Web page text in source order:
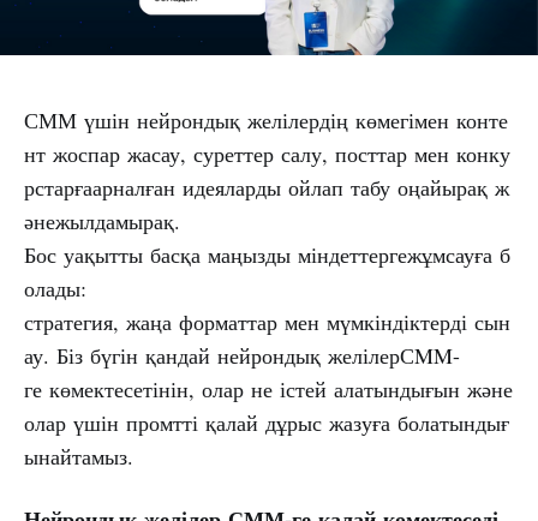
СММ үшін нейрондық желілердің көмегімен конте
нт жоспар жасау, суреттер салу, посттар мен конку
рстарғаарналған идеяларды ойлап табу оңайырақ ж
әнежылдамырақ.
Бос уақытты басқа маңызды міндеттергежұмсауға б
олады:
стратегия, жаңа форматтар мен мүмкіндіктерді сын
ау. Біз бүгін қандай нейрондық желілерСMM-
ге көмектесетінін, олар не істей алатындығын және
олар үшін промтті қалай дұрыс жазуға болатындығ
ынайтамыз.